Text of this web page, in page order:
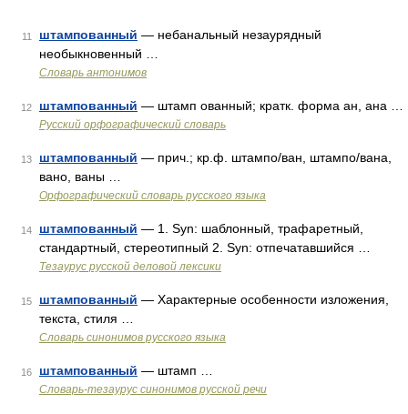
11 штампованный — небанальный незаурядный
необыкновенный …
Словарь антонимов
12 штампованный — штамп ованный; кратк. форма ан, ана …
Русский орфографический словарь
13 штампованный — прич.; кр.ф. штампо/ван, штампо/вана,
вано, ваны …
Орфографический словарь русского языка
14 штампованный — 1. Syn: шаблонный, трафаретный,
стандартный, стереотипный 2. Syn: отпечатавшийся …
Тезаурус русской деловой лексики
15 штампованный — Характерные особенности изложения,
текста, стиля …
Словарь синонимов русского языка
16 штампованный — штамп …
Словарь-тезаурус синонимов русской речи